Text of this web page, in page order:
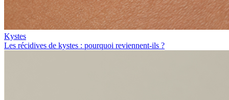
Kystes
Les récidives de kystes : pourquoi reviennent-ils ?